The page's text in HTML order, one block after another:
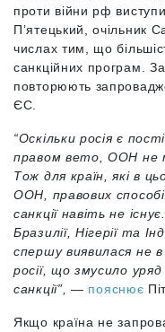
проти війни рф
П’ятецький, очільник
числах тим, що
санкційних програм.
повторюють
ЄС.
“Оскільки росія є
правом вето, ООН не
Тож для країн, які в
ООН, правових
санкції навіть не
Бразилії, Нігерії та
спершу виявилася не
росії, що змусило
санкції”,
— пояснює
Якщо країна не